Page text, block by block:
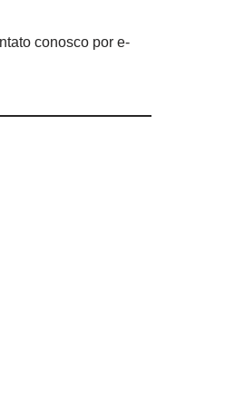
conosco por e-